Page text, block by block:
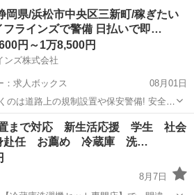
キッチン家電 商品
岡県/浜松市中央区三新町/稼ぎたい
フラインズで警備 日払いで即…
円～1万8,500円
ンズ株式会社
：求人ボックス
08月01日
のは道路上の規制設置や保安警備! 安全な
機材を設置 工事作業を行う人達の目とな
いかを確認し、安全を守ります。 一般道
仕事の...
まで対応 新生活応援 学生 社会
赴任 お薦め 冷蔵庫 洗…
8月7日